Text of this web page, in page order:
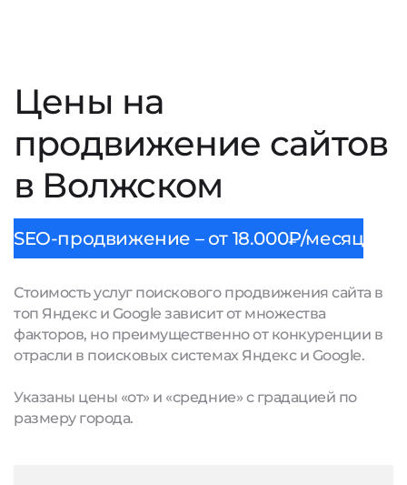
Цены на
продвижение сайтов
в Волжском
SEO-продвижение – от 18.000₽/месяц
Стоимость услуг поискового продвижения сайта в
топ Яндекс и Google зависит от множества
факторов, но преимущественно от конкуренции в
отрасли в поисковых системах Яндекс и Google.
Указаны цены «от» и «средние» с градацией по
размеру города.